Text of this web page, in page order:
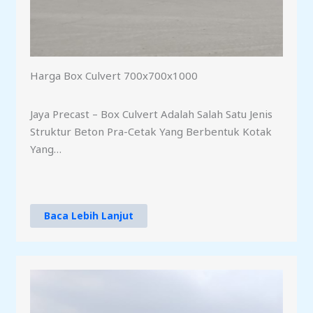
Harga Box Culvert 700x700x1000
Jaya Precast – Box Culvert Adalah Salah Satu Jenis
Struktur Beton Pra-Cetak Yang Berbentuk Kotak
Yang…
Baca Lebih Lanjut